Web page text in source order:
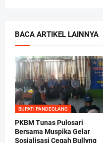
BACA ARTIKEL LAINNYA
BUPATI PANDEGLANG
PKBM Tunas Pulosari
Bersama Muspika Gelar
Sosialisasi Cegah Bullyng